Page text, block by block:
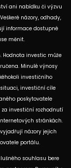
ani nabídku či výzvu
názory, odhady,
informace dostupné
měnit.
Hodnota investic může
Minulé výnosy
investičního
investiční cíle
poskytovatele
za investiční rozhodnutí
stránkách.
názory jejich
portálu.
souhlasu bere